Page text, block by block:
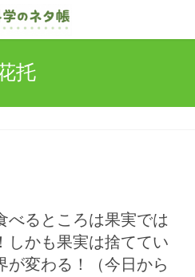
托
べるところは果実では
しかも果実は捨ててい
が変わる！（今日から